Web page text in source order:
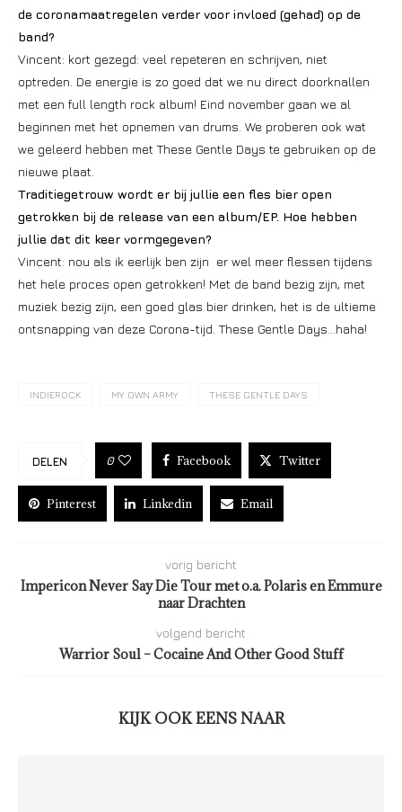
de coronamaatregelen verder voor invloed (gehad) op de
band?
Vincent: kort gezegd: veel repeteren en schrijven, niet
optreden. De energie is zo goed dat we nu direct doorknallen
met een full length rock album! Eind november gaan we al
beginnen met het opnemen van drums. We proberen ook wat
we geleerd hebben met These Gentle Days te gebruiken op de
nieuwe plaat.
Traditiegetrouw wordt er bij jullie een fles bier open
getrokken bij de release van een album/EP. Hoe hebben
jullie dat dit keer vormgegeven?
Vincent: nou als ik eerlijk ben zijn er wel meer flessen tijdens
het hele proces open getrokken! Met de band bezig zijn, met
muziek bezig zijn, een goed glas bier drinken, het is de ultieme
ontsnapping van deze Corona-tijd. These Gentle Days…haha!
INDIEROCK MY OWN ARMY THESE GENTLE DAYS
DELEN 0 Facebook Twitter
Pinterest Linkedin Email
vorig bericht
Impericon Never Say Die Tour met o.a. Polaris en Emmure
naar Drachten
volgend bericht
Warrior Soul – Cocaine And Other Good Stuff
KIJK OOK EENS NAAR